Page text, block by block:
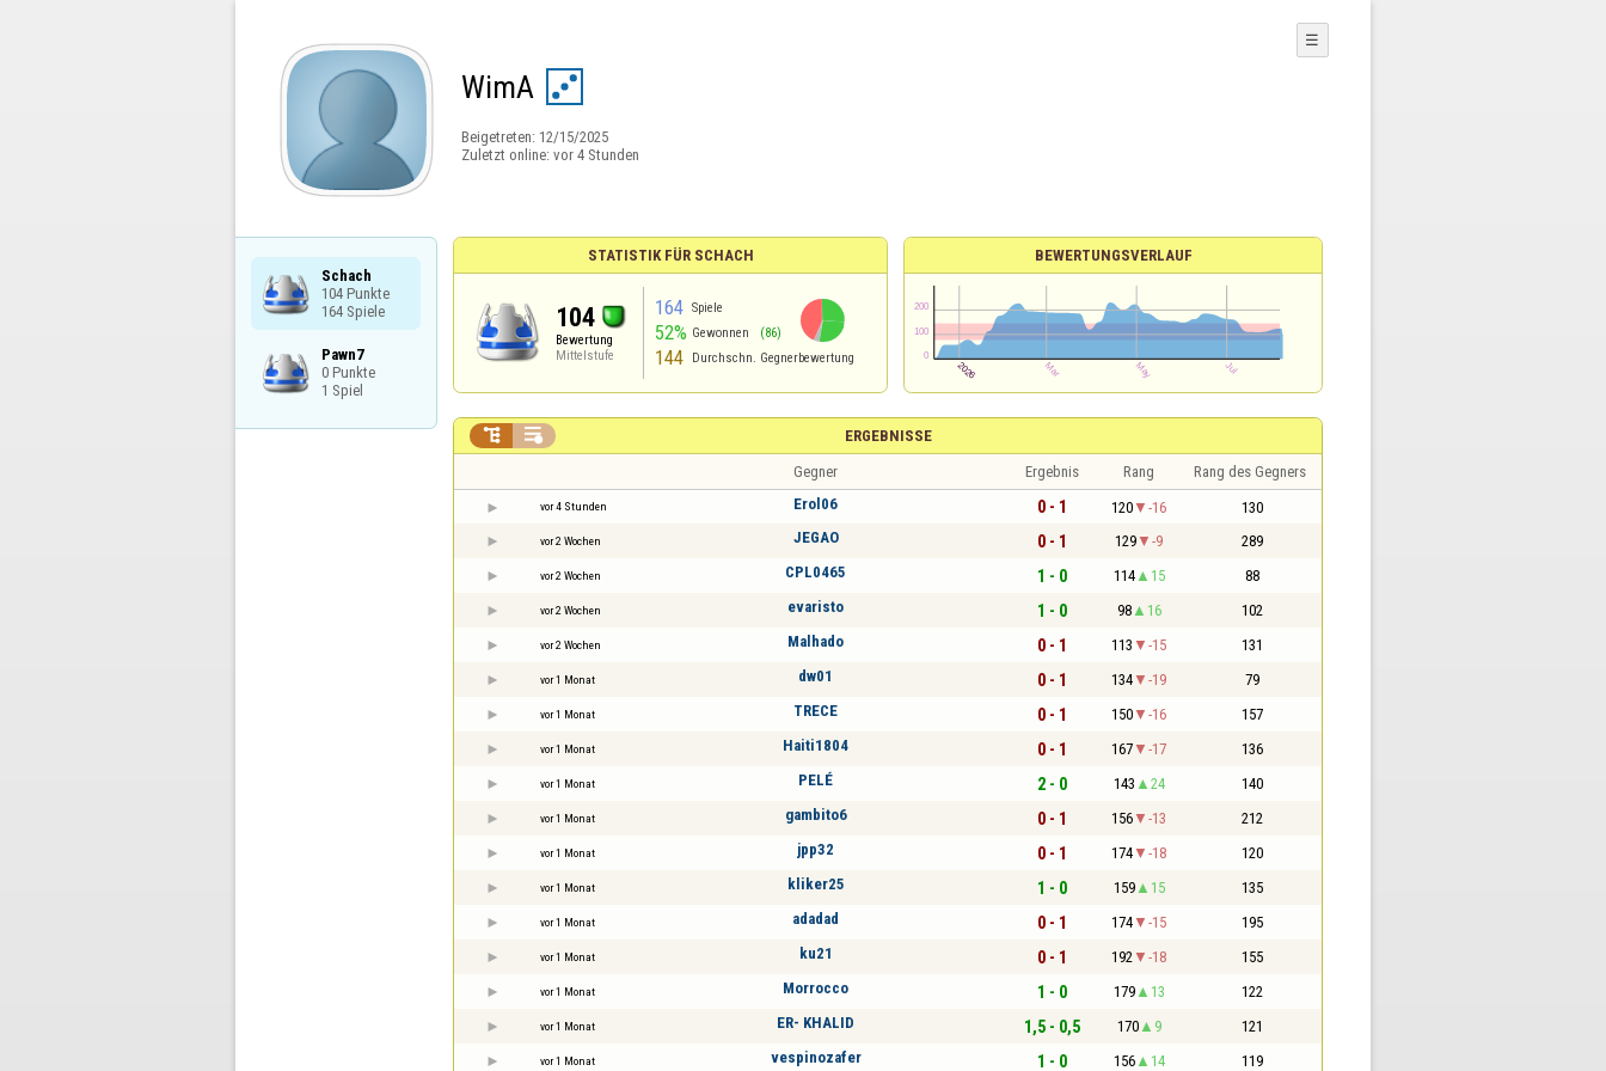
WimA
Beigetreten: 12/15/2025
Zuletzt online: vor 4 Stunden
☰
Schach
104 Punkte
164 Spiele
Pawn7
0 Punkte
1 Spiel
STATISTIK FÜR SCHACH
104
Bewertung
Mittelstufe
164 Spiele
52% Gewonnen (86)
144 Durchschn. Gegnerbewertung
BEWERTUNGSVERLAUF
ERGEBNISSE
 
Gegner Ergebnis Rang Rang des Gegners
vor 4 Stunden Erol06 0 - 1 120 -16 130
vor 2 Wochen JEGAO 0 - 1 129 -9 289
vor 2 Wochen CPL0465 1 - 0 114 15 88
vor 2 Wochen evaristo 1 - 0 98 16 102
vor 2 Wochen Malhado 0 - 1 113 -15 131
vor 1 Monat dw01 0 - 1 134 -19 79
vor 1 Monat TRECE 0 - 1 150 -16 157
vor 1 Monat Haiti1804 0 - 1 167 -17 136
vor 1 Monat PELÉ 2 - 0 143 24 140
vor 1 Monat gambito6 0 - 1 156 -13 212
vor 1 Monat jpp32 0 - 1 174 -18 120
vor 1 Monat kliker25 1 - 0 159 15 135
vor 1 Monat adadad 0 - 1 174 -15 195
vor 1 Monat ku21 0 - 1 192 -18 155
vor 1 Monat Morrocco 1 - 0 179 13 122
vor 1 Monat ER- KHALID 1,5 - 0,5 170 9 121
vor 1 Monat vespinozafer 1 - 0 156 14 119